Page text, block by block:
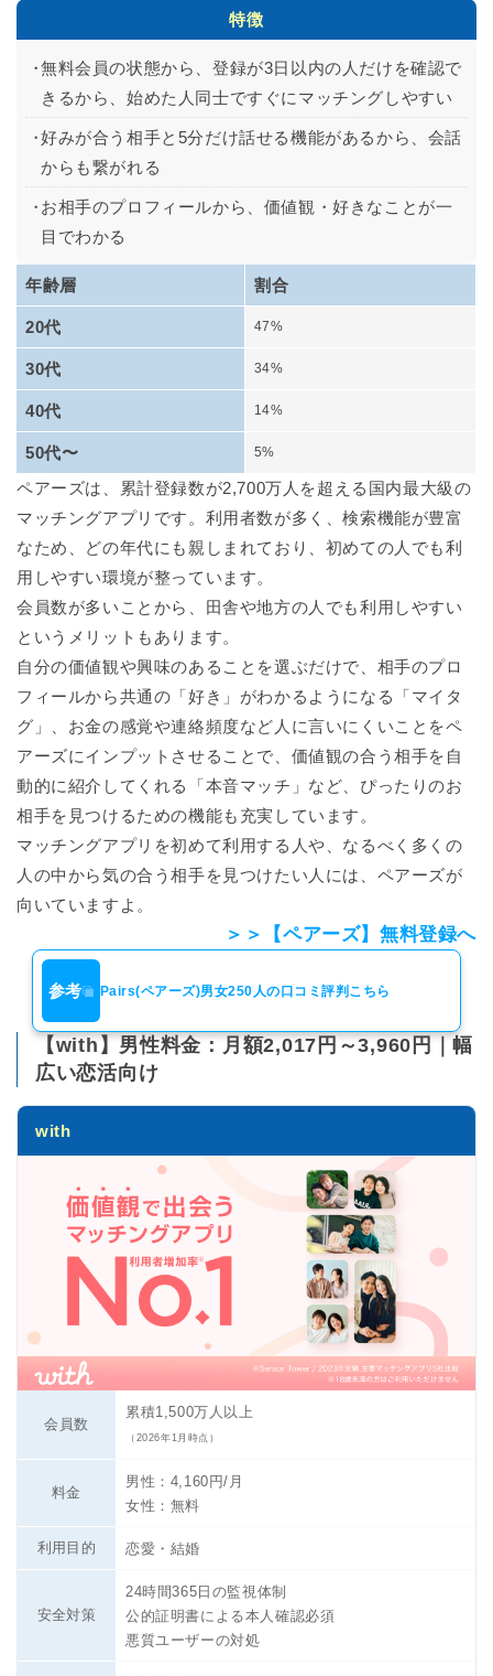
特徴
無料会員の状態から、登録が3日以内の人だけを確認で
きるから、始めた人同士ですぐにマッチングしやすい
好みが合う相手と5分だけ話せる機能があるから、会話
からも繋がれる
お相手のプロフィールから、価値観・好きなことが一
目でわかる
年齢層 割合
20代 47%
30代 34%
40代 14%
50代〜 5%
ペアーズは、累計登録数が2,700万人を超える国内最大級の
マッチングアプリです。利用者数が多く、検索機能が豊富
なため、どの年代にも親しまれており、初めての人でも利
用しやすい環境が整っています。
会員数が多いことから、田舎や地方の人でも利用しやすい
というメリットもあります。
自分の価値観や興味のあることを選ぶだけで、相手のプロ
フィールから共通の「好き」がわかるようになる「マイタ
グ」、お金の感覚や連絡頻度など人に言いにくいことをペ
アーズにインプットさせることで、価値観の合う相手を自
動的に紹介してくれる「本音マッチ」など、ぴったりのお
相手を見つけるための機能も充実しています。
マッチングアプリを初めて利用する人や、なるべく多くの
人の中から気の合う相手を見つけたい人には、ペアーズが
向いていますよ。
＞＞【ペアーズ】無料登録へ
参考 Pairs(ペアーズ)男女250人の口コミ評判こちら
【with】男性料金：月額2,017円～3,960円｜幅
広い恋活向け
with
会員数
累積1,500万人以上
（2026年1月時点）
料金
男性：4,160円/月
女性：無料
利用目的 恋愛・結婚
安全対策
24時間365日の監視体制
公的証明書による本人確認必須
悪質ユーザーの対処